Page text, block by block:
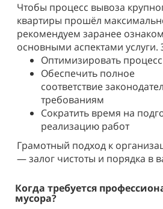
Чтобы процесс вывоза
квартиры прошёл
рекомендуем заранее
основными аспектами услуги.
Оптимизировать процесс
Обеспечить полное
соответствие
требованиям
Сократить время на
реализацию работ
Грамотный подход к
— залог чистоты и порядка в
Когда требуется
мусора?